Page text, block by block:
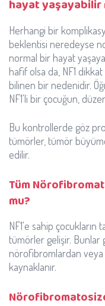
hayat yaşayabilir
Herhangi bir
beklentisi neredeyse
normal bir hayat
hafif olsa da, NF1
bilinen bir nedenidir.
NF1'li bir çocuğun,
Bu kontrollerde göz
tümörler, tümör
edilir.
Tüm
mu?
NF1'e sahip
tümörler gelişir. Bunlar
nörofibromlardan
kaynaklanır.